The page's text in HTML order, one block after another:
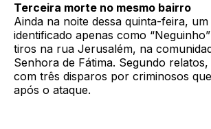
Terceira morte no mesmo bairro
Ainda na noite dessa quinta-feira,
identificado apenas como
tiros na rua Jerusalém, na
Senhora de Fátima. Segundo
com três disparos por criminosos
após o ataque.